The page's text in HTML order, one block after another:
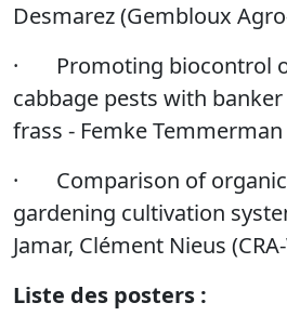
Desmarez (Gembloux
· Promoting biocontrol
cabbage pests with
frass - Femke
· Comparison of
gardening cultivation
Jamar, Clément Nieus
Liste des posters :